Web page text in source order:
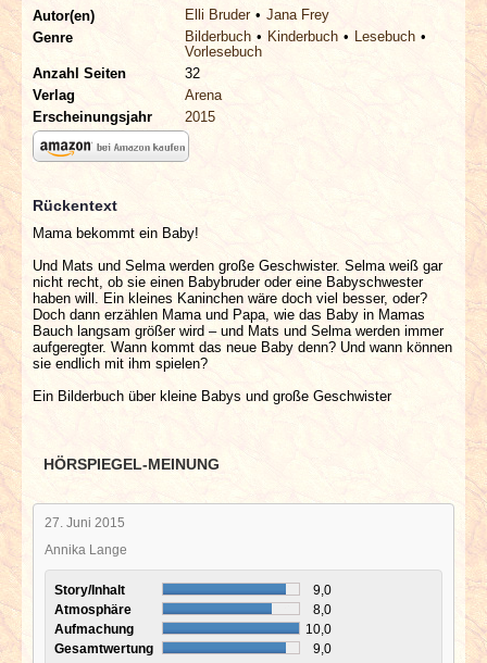
LINKS
ARCHIV
Autor(en) Elli Bruder
Jana Frey
Genre
Bilderbuch Kinderbuch
Lesebuch
Vorlesebuch
Anzahl Seiten
32
Verlag
Arena
Erscheinungsjahr
2015
Rückentext
Mama bekommt ein Baby!
Und Mats und Selma werden große Geschwister. Selma weiß gar
nicht recht, ob sie einen Babybruder oder eine Babyschwester
haben will. Ein kleines Kaninchen wäre doch viel besser, oder?
Doch dann erzählen Mama und Papa, wie das Baby in Mamas
Bauch langsam größer wird – und Mats und Selma werden immer
aufgeregter. Wann kommt das neue Baby denn? Und wann können
sie endlich mit ihm spielen?
Ein Bilderbuch über kleine Babys und große Geschwister
HÖRSPIEGEL-MEINUNG
27. Juni 2015
Annika Lange
Story/Inhalt
9,0
Atmosphäre
8,0
Aufmachung
10,0
Gesamtwertung
9,0